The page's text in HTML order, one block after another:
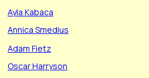
Ayla Kabaca
Annica Smedius
Adam Fietz
Oscar Harryson